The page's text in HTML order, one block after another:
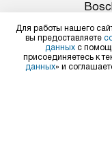
Для работы нашего
вы предоставляете
данных с
присоединяетесь к
данных» и